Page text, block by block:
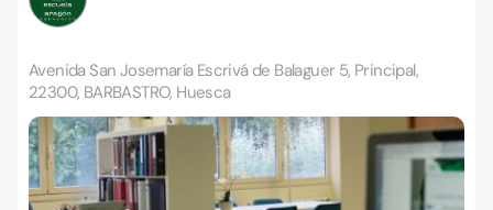
Avenida San Josemaría Escrivá de Balaguer 5, Principal,
22300, BARBASTRO, Huesca